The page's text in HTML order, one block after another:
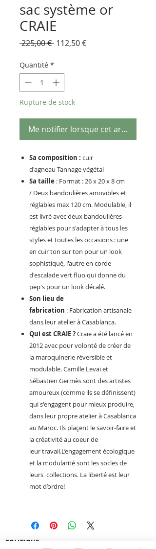
sac système or
CRAIE
225,00 € Prix
112,50 €Prix
Quantité *
Rupture de stock
Me notifier lorsque cet article est
Sa composition : cuir
d'agneau Tannage végétal
Sa taille : Format : 26 x 20 x 8 cm
/ Deux bandoulières amovibles et
réglables max 120 cm. Modulable, il
est livré avec deux bandoulières
réglables pour s'adapter à tous les
styles et toutes les occasions : une
en cuir ton sur ton pour un look
sophistiqué, l'autre en corde
d'escalade vert fluo qui donne du
pep's pour un look décalé.
Son lieu de
fabrication : Fabrication artisanale
dans leur atelier à Casablanca.
Qui est CRAIE ?Craie a été lancé en
2012 avec pour volonté de créer de
la maroquinerie réversible et
modulable. Camille Levai et
Sébastien Germès sont des artistes
amoureux (comme ils se définissent)
qui s'engagent pour mieux produire,
dans leur propre atelier à Casablanca
au Maroc. Ils plaçent le savoir-faire et
la créativité au coeur de
leur travail.L’engagement écologique
et la modularité sont les socles de
leurs collections. La liberté est leur
mot d’ordre!
POLITIQUE